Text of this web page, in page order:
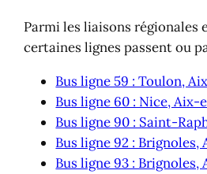
Parmi les liaisons régionales
certaines lignes passent ou
Bus ligne 59 : Toulon,
Bus ligne 60 : Nice, Aix-
Bus ligne 90 : Saint-
Bus ligne 92 : Brignoles,
Bus ligne 93 :